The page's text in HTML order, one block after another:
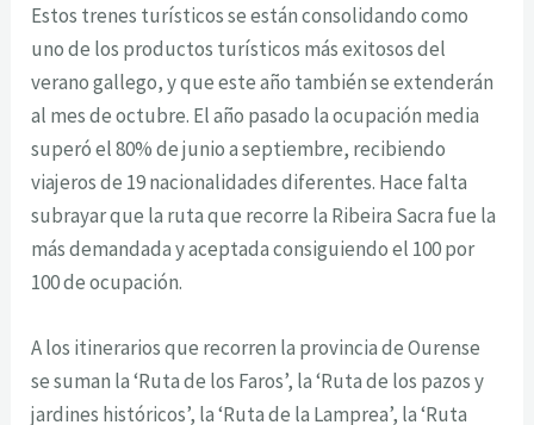
Estos trenes turísticos se están consolidando como
uno de los productos turísticos más exitosos del
verano gallego, y que este año también se extenderán
al mes de octubre. El año pasado la ocupación media
superó el 80% de junio a septiembre, recibiendo
viajeros de 19 nacionalidades diferentes. Hace falta
subrayar que la ruta que recorre la Ribeira Sacra fue la
más demandada y aceptada consiguiendo el 100 por
100 de ocupación.
A los itinerarios que recorren la provincia de Ourense
se suman la ‘Ruta de los Faros’, la ‘Ruta de los pazos y
jardines históricos’, la ‘Ruta de la Lamprea’, la ‘Ruta